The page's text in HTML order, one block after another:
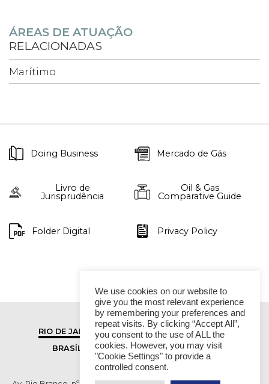
ÁREAS DE ATUAÇÃO
RELACIONADAS
Marítimo
Doing Business Mercado de Gás
Livro de
Jurisprudência
Oil & Gas
Comparative Guide
Folder Digital Privacy Policy
RIO DE JANEIRO
SÃO PAULO
BRASÍLIA
VITÓRIA
We use cookies on our website to
give you the most relevant experience
by remembering your preferences and
repeat visits. By clicking “Accept All”,
you consent to the use of ALL the
cookies. However, you may visit
"Cookie Settings" to provide a
controlled consent.